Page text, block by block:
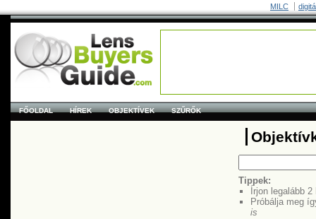
MILC
FŐOLDAL HÍREK OBJEKTÍVEK SZŰRŐK
Tippek:
Írjon legalább
Próbálja meg
is